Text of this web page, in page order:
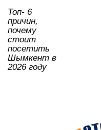
Топ- 6
причин,
почему
стоит
посетить
Шымкент в
2026 году